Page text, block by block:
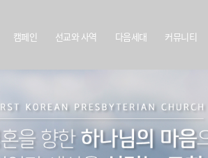
캠페인 선교와 사역 다음세대 커뮤니티